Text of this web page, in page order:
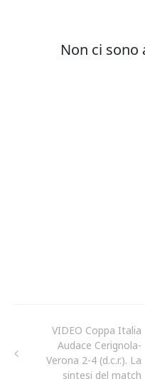
VIDEO Coppa Italia
Audace Cerignola-
Verona 2-4 (d.c.r.). La
sintesi del match